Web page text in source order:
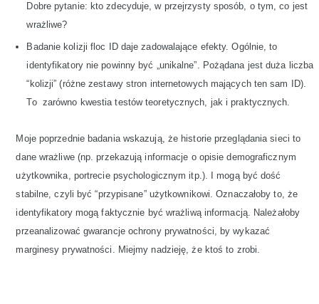
Dobre pytanie: kto zdecyduje, w przejrzysty sposób, o tym, co jest
wrażliwe?
Badanie kolizji floc ID daje zadowalające efekty. Ogólnie, to
identyfikatory nie powinny być „unikalne”. Pożądana jest duża liczba
“kolizji” (różne zestawy stron internetowych mających ten sam ID).
To zarówno kwestia testów teoretycznych, jak i praktycznych.
Moje poprzednie badania wskazują, że historie przeglądania sieci to
dane wrażliwe (np. przekazują informacje o opisie demograficznym
użytkownika, portrecie psychologicznym itp.). I mogą być dość
stabilne, czyli być “przypisane” użytkownikowi. Oznaczałoby to, że
identyfikatory mogą faktycznie być wrażliwą informacją. Należałoby
przeanalizować gwarancje ochrony prywatności, by wykazać
marginesy prywatności. Miejmy nadzieję, że ktoś to zrobi.